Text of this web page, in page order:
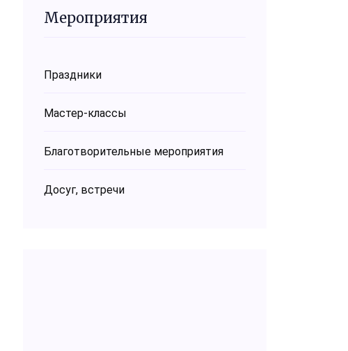
Мероприятия
Праздники
Мастер-классы
Благотворительные мероприятия
Досуг, встречи